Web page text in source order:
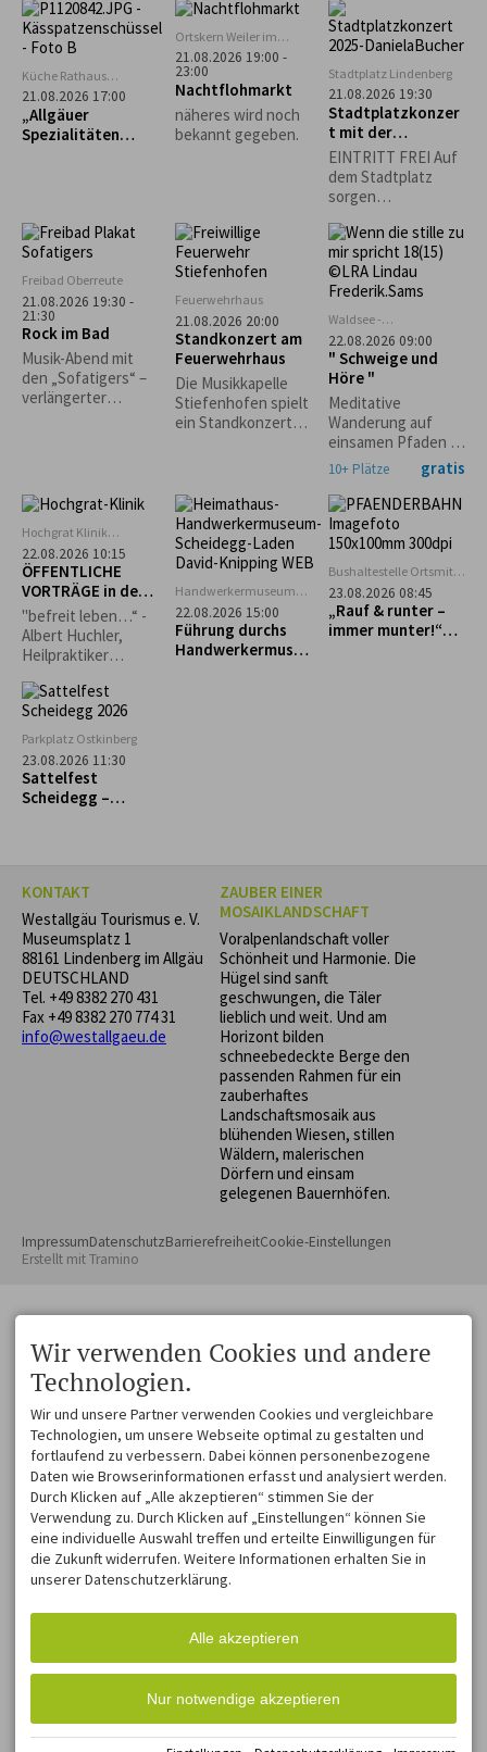
Familien Pro Familie
60 €.
Küche Rathaus
Scheidegg
21.08.2026 17:00
„Allgäuer
Spezialitäten
Ortskern Weiler im
Allgäu
21.08.2026 19:00 -
23:00
Nachtflohmarkt
näheres wird noch
bekannt gegeben.
Stadtplatz Lindenberg
21.08.2026 19:30
Stadtplatzkonzer
t mit der
Musikgruppe
"Bährig Böhmisch"
EINTRITT FREI Auf
dem Stadtplatz
sorgen
Vereine für
Sitzgelegenheiten
und das leibliche
Wohl. *Die
Veranstaltung
findet nur bei
trockenem Wetter
statt.*
Freibad Oberreute
21.08.2026 19:30 -
21:30
Rock im Bad
Musik-Abend mit
den „Sofatigers“ –
verlängerter
bei guter
Witterung.
Feuerwehrhaus
21.08.2026 20:00
Standkonzert am
Feuerwehrhaus
Die Musikkapelle
Stiefenhofen spielt
ein Standkonzert
Sie sich auf einen
Abend voller Musik
und Gemeinschaft.
Waldsee -
Seepromenade
Lindenberg
22.08.2026 09:00
" Schweige und
Höre "
Meditative
Wanderung auf
einsamen Pfaden im
Waldseegebiet
Lindenberg mit
Christine Wagner.
10+ Plätze gratis
Hochgrat Klinik
Stiefenhofen
22.08.2026 10:15
ÖFFENTLICHE
VORTRÄGE in der
Hochgrat Klinik
"befreit leben…“ -
Albert Huchler,
Heilpraktiker
Naturpädagoge
Handwerkermuseum
„Heimathaus"
Scheidegg
22.08.2026 15:00
Führung durchs
Handwerkermuseu
Bushaltestelle Ortsmitte
Scheidegg
23.08.2026 08:45
„Rauf & runter –
immer munter!“
Parkplatz Ostkinberg
23.08.2026 11:30
Sattelfest
Scheidegg –
KONTAKT
Westallgäu Tourismus e. V.
Museumsplatz 1
88161 Lindenberg im Allgäu
DEUTSCHLAND
Tel. +49 8382 270 431
Fax +49 8382 270 774 31
info@westallgaeu.de
ZAUBER EINER
MOSAIKLANDSCHAFT
Voralpenlandschaft voller
Schönheit und Harmonie. Die
Hügel sind sanft
geschwungen, die Täler
lieblich und weit. Und am
Horizont bilden
schneebedeckte Berge den
passenden Rahmen für ein
zauberhaftes
Landschaftsmosaik aus
blühenden Wiesen, stillen
Wäldern, malerischen
Dörfern und einsam
gelegenen Bauernhöfen.
ImpressumDatenschutzBarrierefreiheitCookie-Einstellungen
Erstellt mitTramino
Wir verwenden Cookies und andere
Technologien.
Wir und unsere Partner verwenden Cookies und vergleichbare
Technologien, um unsere Webseite optimal zu gestalten und
fortlaufend zu verbessern. Dabei können personenbezogene
Daten wie Browserinformationen erfasst und analysiert werden.
Durch Klicken auf „Alle akzeptieren“ stimmen Sie der
Verwendung zu. Durch Klicken auf „Einstellungen“ können Sie
eine individuelle Auswahl treffen und erteilte Einwilligungen für
die Zukunft widerrufen. Weitere Informationen erhalten Sie in
unserer Datenschutzerklärung.
Alle akzeptieren
Nur notwendige akzeptieren